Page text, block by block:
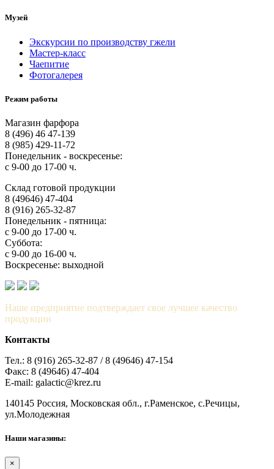
Музей
Экскурсии по производству гжели
Мастер-класс
Чаепитие
Фотогалерея
Режим работы
Магазин фарфора
8 (496) 46 47-139
8 (985) 429-11-72
Понедельник - воскресенье:
с 9-00 до 17-00 ч.
Склад готовой продукции
8 (49646) 47-404
8 (916) 265-32-87
Понедельник - пятница:
с 9-00 до 17-00 ч.
Суббота:
с 9-00 до 16-00 ч.
Воскресенье: выходной
Наше предприятие подтверждает свое лучшее качество
продукции
Контакты
Тел.: 8 (916) 265-32-87 / 8 (49646) 47-154
Факс: 8 (49646) 47-404
E-mail: galactic@krez.ru
140145 Россия, Московская обл., г.Раменское, с.Речицы,
ул.Молодежная
Наши магазины:
×